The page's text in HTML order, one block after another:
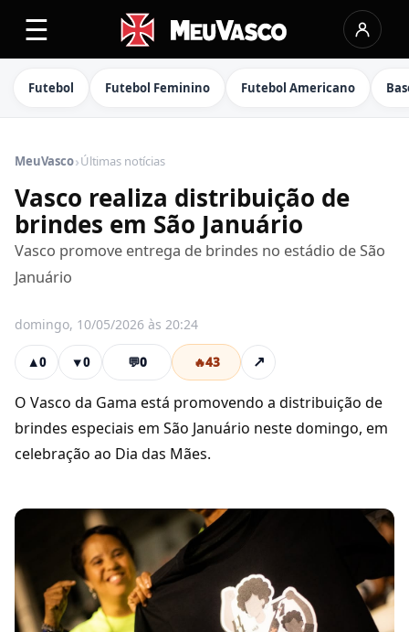
☰
Futebol Futebol Feminino Futebol Americano
MeuVasco›Últimas notícias
Vasco realiza distribuição de
brindes em São Januário
Vasco promove entrega de brindes no estádio de São
Januário
domingo, 10/05/2026 às 20:24
▲0 ▼0 💬0 🔥43 ↗
O Vasco da Gama está promovendo a distribuição de
brindes especiais em São Januário neste domingo, em
celebração ao Dia das Mães.